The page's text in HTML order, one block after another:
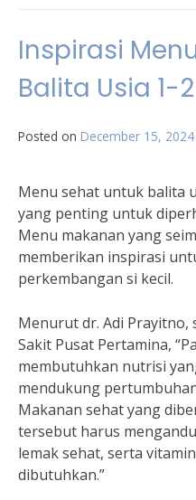
Inspirasi
Balita Usia 1-
Posted on December 15, 2024
Menu sehat untuk balita
yang penting untuk
Menu makanan yang
memberikan inspirasi
perkembangan si kecil.
Menurut dr. Adi Prayitno,
Sakit Pusat Pertamina,
membutuhkan nutrisi
mendukung
Makanan sehat yang
tersebut harus
lemak sehat, serta
dibutuhkan.”